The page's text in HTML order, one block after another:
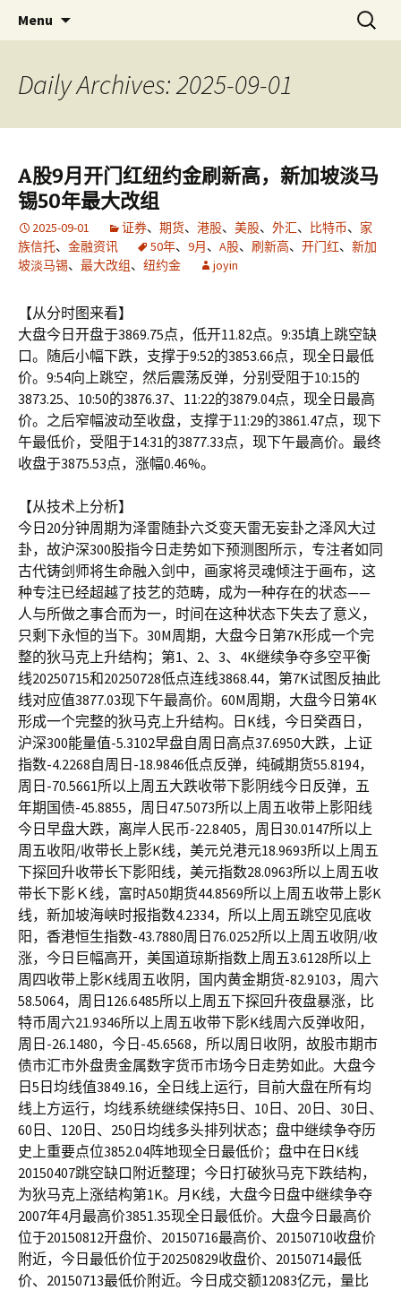
金易网 ｜ 精确严谨比较多空，
联衡辨析把握节奏，计算－－为
了无法计算的价值！
金易网
Menu
搜
索：
Daily Archives: 2025-09-01
A股9月开门红纽约金刷新高，新加坡淡马
锡50年最大改组
2025-09-01 证券、 期货、 港股、 美股、 外汇、 比特币、 家
族信托、 金融资讯 50年、 9月、 A股、 刷新高、 开门红、 新加
坡淡马锡、 最大改组、 纽约金 joyin
【从分时图来看】
大盘今日开盘于3869.75点，低开11.82点。9:35填上跳空缺
口。随后小幅下跌，支撑于9:52的3853.66点，现全日最低
价。9:54向上跳空，然后震荡反弹，分别受阻于10:15的
3873.25、10:50的3876.37、11:22的3879.04点，现全日最高
价。之后窄幅波动至收盘，支撑于11:29的3861.47点，现下
午最低价，受阻于14:31的3877.33点，现下午最高价。最终
收盘于3875.53点，涨幅0.46%。
【从技术上分析】
今日20分钟周期为泽雷随卦六爻变天雷无妄卦之泽风大过
卦，故沪深300股指今日走势如下预测图所示，专注者如同
古代铸剑师将生命融入剑中，画家将灵魂倾注于画布，这
种专注已经超越了技艺的范畴，成为一种存在的状态——
人与所做之事合而为一，时间在这种状态下失去了意义，
只剩下永恒的当下。30M周期，大盘今日第7K形成一个完
整的狄马克上升结构；第1、2、3、4K继续争夺多空平衡
线20250715和20250728低点连线3868.44，第7K试图反抽此
线对应值3877.03现下午最高价。60M周期，大盘今日第4K
形成一个完整的狄马克上升结构。日K线，今日癸酉日，
沪深300能量值-5.3102早盘自周日高点37.6950大跌，上证
指数-4.2268自周日-18.9846低点反弹，纯碱期货55.8194，
周日-70.5661所以上周五大跌收带下影阴线今日反弹，五
年期国债-45.8855，周日47.5073所以上周五收带上影阳线
今日早盘大跌，离岸人民币-22.8405，周日30.0147所以上
周五收阳/收带长上影K线，美元兑港元18.9693所以上周五
下探回升收带长下影阳线，美元指数28.0963所以上周五收
带长下影Ｋ线，富时A50期货44.8569所以上周五收带上影K
线，新加坡海峡时报指数4.2334，所以上周五跳空见底收
阳，香港恒生指数-43.7880周日76.0252所以上周五收阴/收
涨，今日巨幅高开，美国道琼斯指数上周五3.6128所以上
周四收带上影K线周五收阴，国内黄金期货-82.9103，周六
58.5064，周日126.6485所以上周五下探回升夜盘暴涨，比
特币周六21.9346所以上周五收带下影K线周六反弹收阳，
周日-26.1480，今日-45.6568，所以周日收阴，故股市期市
债市汇市外盘贵金属数字货币市场今日走势如此。大盘今
日5日均线值3849.16，全日线上运行，目前大盘在所有均
线上方运行，均线系统继续保持5日、10日、20日、30日、
60日、120日、250日均线多头排列状态；盘中继续争夺历
史上重要点位3852.04阵地现全日最低价；盘中在日K线
20150407跳空缺口附近整理；今日打破狄马克下跌结构，
为狄马克上涨结构第1K。月K线，大盘今日盘中继续争夺
2007年4月最高价3851.35现全日最低价。大盘今日最高价
位于20150812开盘价、20150716最高价、20150710收盘价
附近，今日最低价位于20250829收盘价、20150714最低
价、20150713最低价附近。今日成交额12083亿元，量比